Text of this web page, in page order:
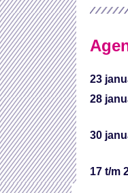
23
28
30
17 t/m